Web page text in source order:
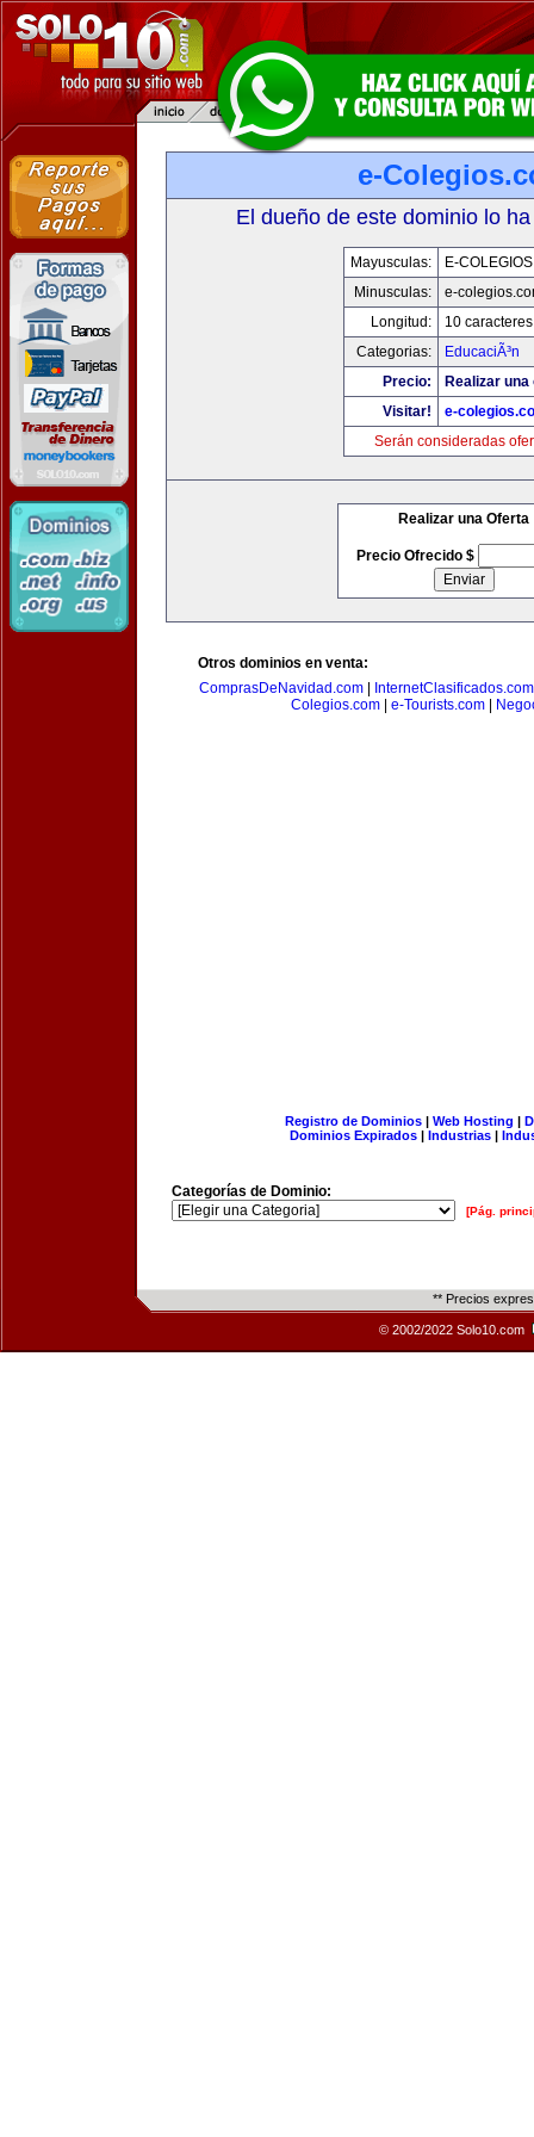
e-
El dueño de este dominio lo
Mayusculas:
E-
Minusculas:
e-
Longitud:
10 caracteres
Categorias:
EducaciÃ³n
Precio:
Realizar
Visitar!
e-
Serán consideradas
Realizar una Oferta
Precio Ofrecido $
Otros dominios en venta:
ComprasDeNavidad.com
InternetClasificados.com
Colegios.com| e-Tourists.com|
Registro de Dominios| Web Hosting |
Dominios Expirados | Industrias |
Categorías de Dominio:
[Pág.
** Precios
© 2002/2022 Solo10.com